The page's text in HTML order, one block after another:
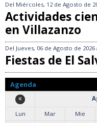
Del Miércoles, 12 de Agosto de
Actividades
en Villazanzo
Del Jueves, 06 de Agosto de 2026
Fiestas de El
Agenda
Lun
Mar Mie